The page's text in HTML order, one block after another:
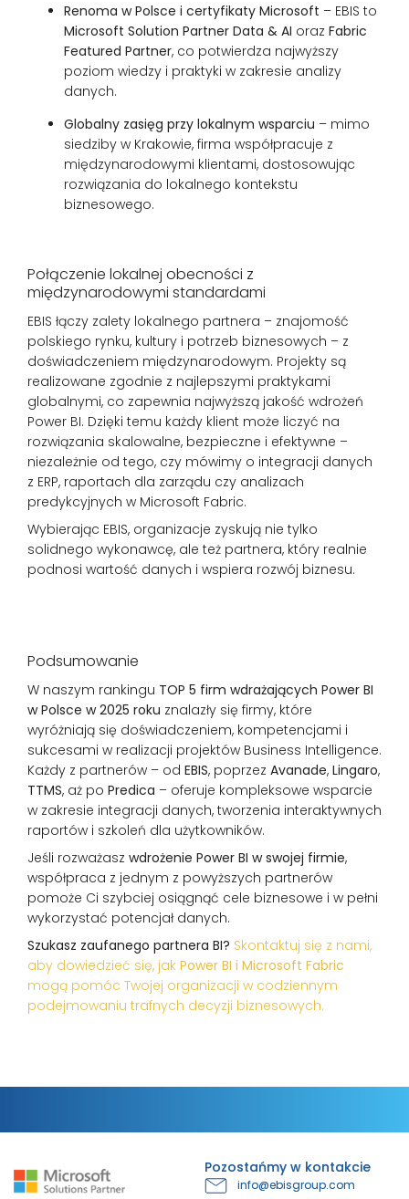
Renoma w Polsce i certyfikaty Microsoft – EBIS to
Microsoft Solution Partner Data & AI oraz Fabric
Featured Partner, co potwierdza najwyższy
poziom wiedzy i praktyki w zakresie analizy
danych.
Globalny zasięg przy lokalnym wsparciu – mimo
siedziby w Krakowie, firma współpracuje z
międzynarodowymi klientami, dostosowując
rozwiązania do lokalnego kontekstu
biznesowego.
Połączenie lokalnej obecności z
międzynarodowymi standardami
EBIS łączy zalety lokalnego partnera – znajomość
polskiego rynku, kultury i potrzeb biznesowych – z
doświadczeniem międzynarodowym. Projekty są
realizowane zgodnie z najlepszymi praktykami
globalnymi, co zapewnia najwyższą jakość wdrożeń
Power BI. Dzięki temu każdy klient może liczyć na
rozwiązania skalowalne, bezpieczne i efektywne –
niezależnie od tego, czy mówimy o integracji danych
z ERP, raportach dla zarządu czy analizach
predykcyjnych w Microsoft Fabric.
Wybierając EBIS, organizacje zyskują nie tylko
solidnego wykonawcę, ale też partnera, który realnie
podnosi wartość danych i wspiera rozwój biznesu.
Podsumowanie
W naszym rankingu TOP 5 firm wdrażających Power BI
w Polsce w 2025 roku znalazły się firmy, które
wyróżniają się doświadczeniem, kompetencjami i
sukcesami w realizacji projektów Business Intelligence.
Każdy z partnerów – od EBIS, poprzez Avanade, Lingaro,
TTMS, aż po Predica – oferuje kompleksowe wsparcie
w zakresie integracji danych, tworzenia interaktywnych
raportów i szkoleń dla użytkowników.
Jeśli rozważasz wdrożenie Power BI w swojej firmie,
współpraca z jednym z powyższych partnerów
pomoże Ci szybciej osiągnąć cele biznesowe i w pełni
wykorzystać potencjał danych.
Szukasz zaufanego partnera BI? Skontaktuj się z nami,
aby dowiedzieć się, jak Power BI i Microsoft Fabric
mogą pomóc Twojej organizacji w codziennym
podejmowaniu trafnych decyzji biznesowych.
Pozostańmy w kontakcie
info@ebisgroup.com